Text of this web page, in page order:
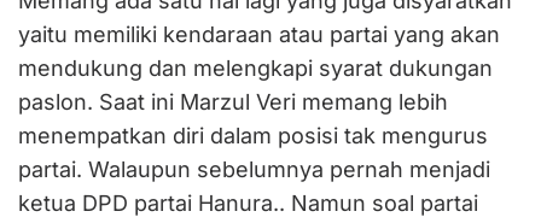
yaitu memiliki kendaraan atau partai yang akan
mendukung dan melengkapi syarat dukungan
paslon. Saat ini Marzul Veri memang lebih
menempatkan diri dalam posisi tak mengurus
partai. Walaupun sebelumnya pernah menjadi
ketua DPD partai Hanura.. Namun soal partai